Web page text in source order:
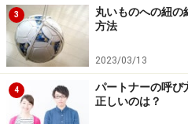
もし本人が結果を悔しがって
をしっかり受け止めて上げま
に悔しがるんだったら何であ
ったのさ」とツッコミを入
ょうが、そこは我慢です。
3
丸いものへの紐の
方法
2023/03/13
4
パートナーの呼
正しいのは？